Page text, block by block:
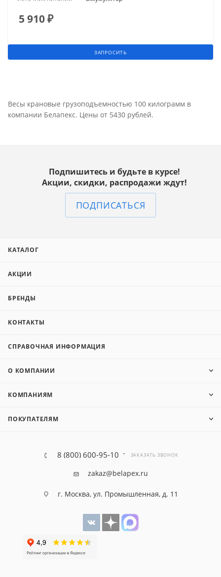
5 910₽
ЗАПРОСИТЬ
Весы крановые грузоподъемностью 100 килограмм в
компании Белапекс. Цены от 5430 рублей.
Подпишитесь и будьте в курсе!
Акции, скидки, распродажи ждут!
ПОДПИСАТЬСЯ
КАТАЛОГ
АКЦИИ
БРЕНДЫ
КОНТАКТЫ
СПРАВОЧНАЯ ИНФОРМАЦИЯ
О КОМПАНИИ
КОМПАНИЯМ
ПОКУПАТЕЛЯМ
8 (800) 600-95-10 ЗАКАЗАТЬ ЗВОНОК
zakaz@belapex.ru
г. Москва, ул. Промышленная, д. 11